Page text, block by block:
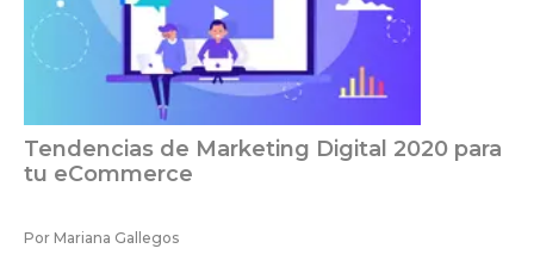
Tendencias de Marketing Digital 2020 para
tu eCommerce
Por Mariana Gallegos